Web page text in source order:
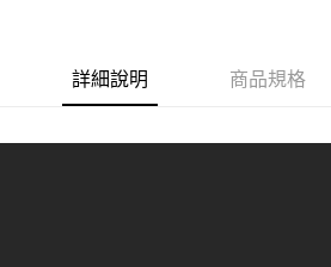
詳細說明 商品規格